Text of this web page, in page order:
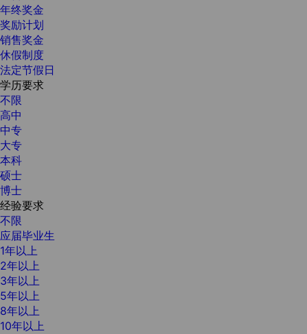
年终奖金
奖励计划
销售奖金
休假制度
法定节假日
学历要求
不限
高中
中专
大专
本科
硕士
博士
经验要求
不限
应届毕业生
1年以上
2年以上
3年以上
5年以上
8年以上
10年以上